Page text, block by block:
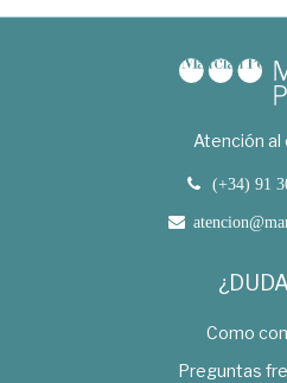
Atención al
(+34) 91
Como
Preguntas